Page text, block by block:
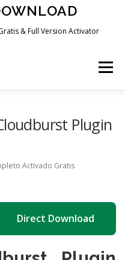
& Full Version Activator
Menu
Plugin
Direct Download